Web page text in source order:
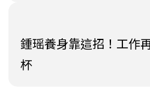
鍾瑶養身靠這招！工作
杯